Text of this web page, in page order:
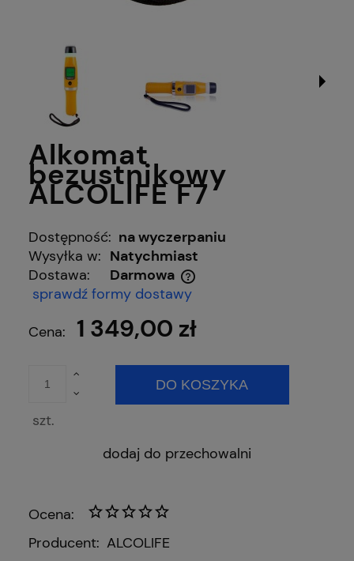
Alkomat
bezustnikowy
ALCOLIFE F7
Dostępność: na wyczerpaniu
Wysyłka w: Natychmiast
Dostawa:
Darmowa
Cena nie zawiera ewentualnych kosztów płatności
sprawdź formy dostawy
Cena:
1 349,00 zł
szt.
DO KOSZYKA
dodaj do przechowalni
Ocena:
Producent: ALCOLIFE